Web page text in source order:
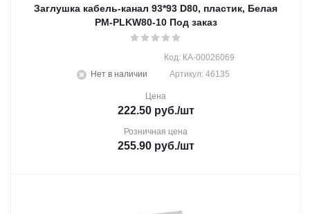
Заглушка кабель-канал 93*93 D80, пластик, Белая
PM-PLKW80-10 Под заказ
Нет в наличии
Код: КА-00026069
Артикул: 46135
Цена
222.50руб./шт
Розничная цена
255.90руб./шт